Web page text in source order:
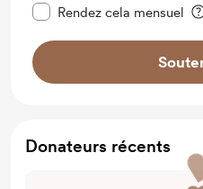
Rendez cela mensuel
Donateurs récents